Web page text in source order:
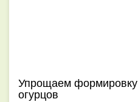
Упрощаем формировку
огурцов